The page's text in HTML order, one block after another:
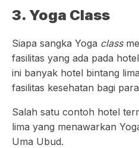
3. Yoga Class
Siapa sangka Yoga class
fasilitas yang ada pada
ini banyak hotel bintang
fasilitas kesehatan bagi
Salah satu contoh hotel
lima yang menawarkan
Uma Ubud.